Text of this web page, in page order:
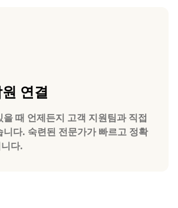
연결
을 때 언제든지 고객 지원팀과 직접
니다. 숙련된 전문가가 빠르고 정확
다.